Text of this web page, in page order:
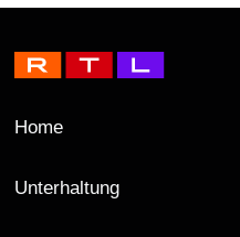
Home
Unterhaltung